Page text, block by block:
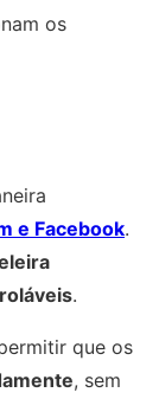
os
e Facebook.
.
que os
, sem